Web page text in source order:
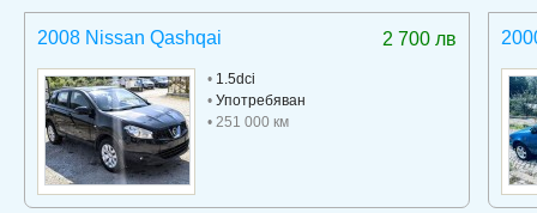
2 700 лв
2008 Nissan Qashqai
• 1.5dci
• Употребяван
• 251 000 км